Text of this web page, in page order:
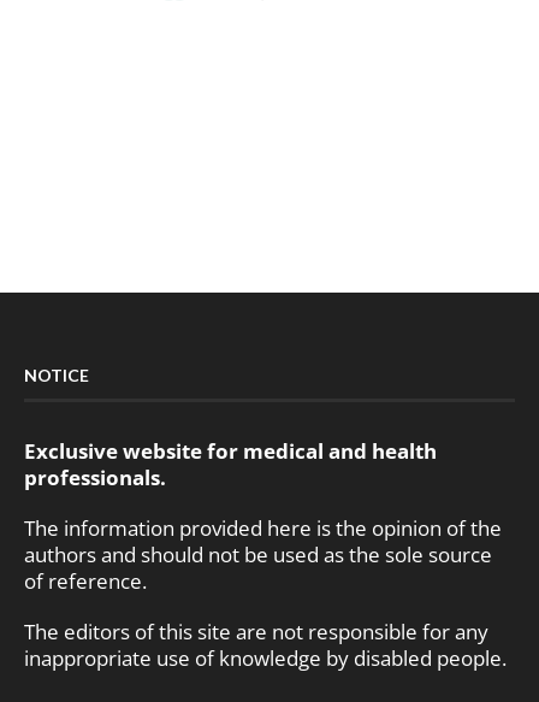
NOTICE
Exclusive website for medical and health
professionals.
The information provided here is the opinion of the
authors and should not be used as the sole source
of reference.
The editors of this site are not responsible for any
inappropriate use of knowledge by disabled people.